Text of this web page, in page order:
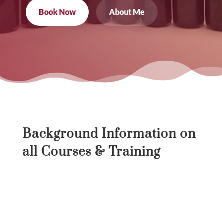
Book Now About Me
Background Information on
all Courses & Training